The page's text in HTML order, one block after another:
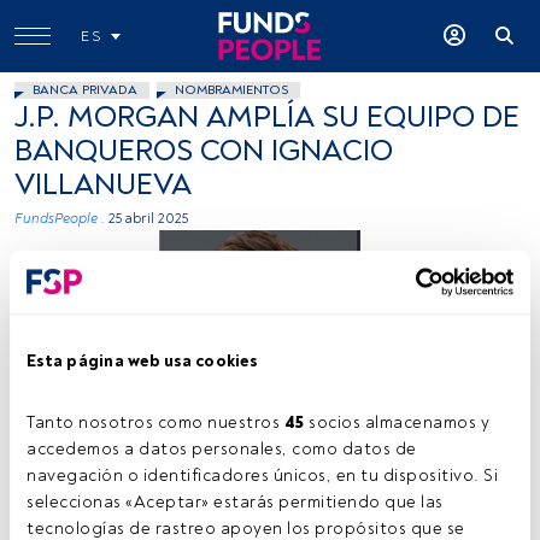
Esta página web usa cookies
Tanto nosotros como nuestros 45 socios almacenamos y
accedemos a datos personales, como datos de
navegación o identificadores únicos, en tu dispositivo. Si
seleccionas «Aceptar» estarás permitiendo que las
tecnologías de rastreo apoyen los propósitos que se
ES
BANCA PRIVADA NOMBRAMIENTOS
J.P. MORGAN AMPLÍA SU EQUIPO DE
BANQUEROS CON IGNACIO
VILLANUEVA
FundsPeople . 25 abril 2025
Firma: J.P.Morgan
Tiempo lectura: 1 min.